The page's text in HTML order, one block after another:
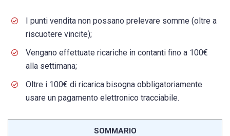
I punti vendita non possano prelevare somme (oltre a
riscuotere vincite);
Vengano effettuate ricariche in contanti fino a 100€
alla settimana;
Oltre i 100€ di ricarica bisogna obbligatoriamente
usare un pagamento elettronico tracciabile.
SOMMARIO